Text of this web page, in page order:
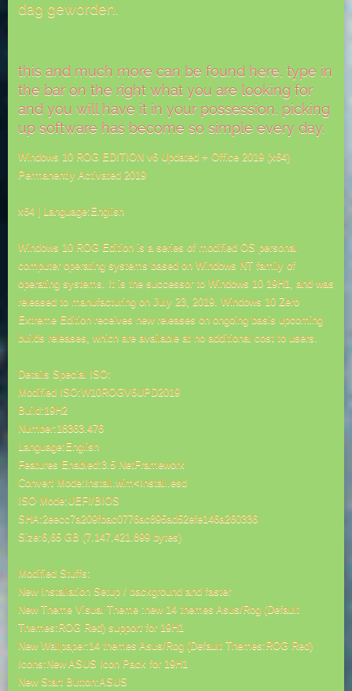
dag geworden.
this and much more can be found here, type in
the bar on the right what you are looking for
and you will have it in your possession, picking
up software has become so simple every day.
Windows 10 ROG EDITION v6 Updated + Office 2019 (x64)
Permanently Activated 2019
x64 | Language:English
Windows 10 ROG Edition is a series of modified OS personal
computer operating systems based on Windows NT family of
operating systems. It is the successor to Windows 10 19H1, and was
released to manufacturing on July 23, 2019. Windows 10 Zero
Extreme Edition receives new releases on ongoing basis upcoming
builds releases, which are available at no additional cost to users.
Details Special ISO:
Modified ISO:W10ROGV6UPD2019
Build:19H2
Number:18363.476
Language:English
Features Enabled:3.5 NetFramework
Convert Mode:Install.wim<Install.esd
ISO Mode:UEFI/BIOS
SHA:2eecc7a209fbac0776ac895ad52efe146a260336
Size:6,65 GB (7.147.421.899 bytes)
Modified Stuffs:
New Installation Setup / background and faster
New Theme Visual Theme :new 14 themes Asus/Rog (Default
Themes:ROG Red) support for 19H1
New Wallpaper:14 themes Asus/Rog (Default Themes:ROG Red)
Icons:New ASUS Icon Pack for 19H1
New Start Button:ASUS